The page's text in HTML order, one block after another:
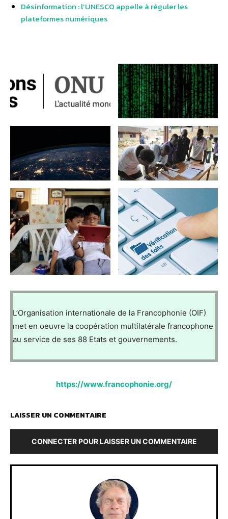
Désinformation : l’UNESCO appelle à réguler les
plateformes numériques
L’Organisation internationale de la Francophonie (OIF)
met en oeuvre la coopération multilatérale francophone
au service de ses 88 Etats et gouvernements.
https://www.francophonie.org/
LAISSER UN COMMENTAIRE
CONNECTER POUR LAISSER UN COMMENTAIRE